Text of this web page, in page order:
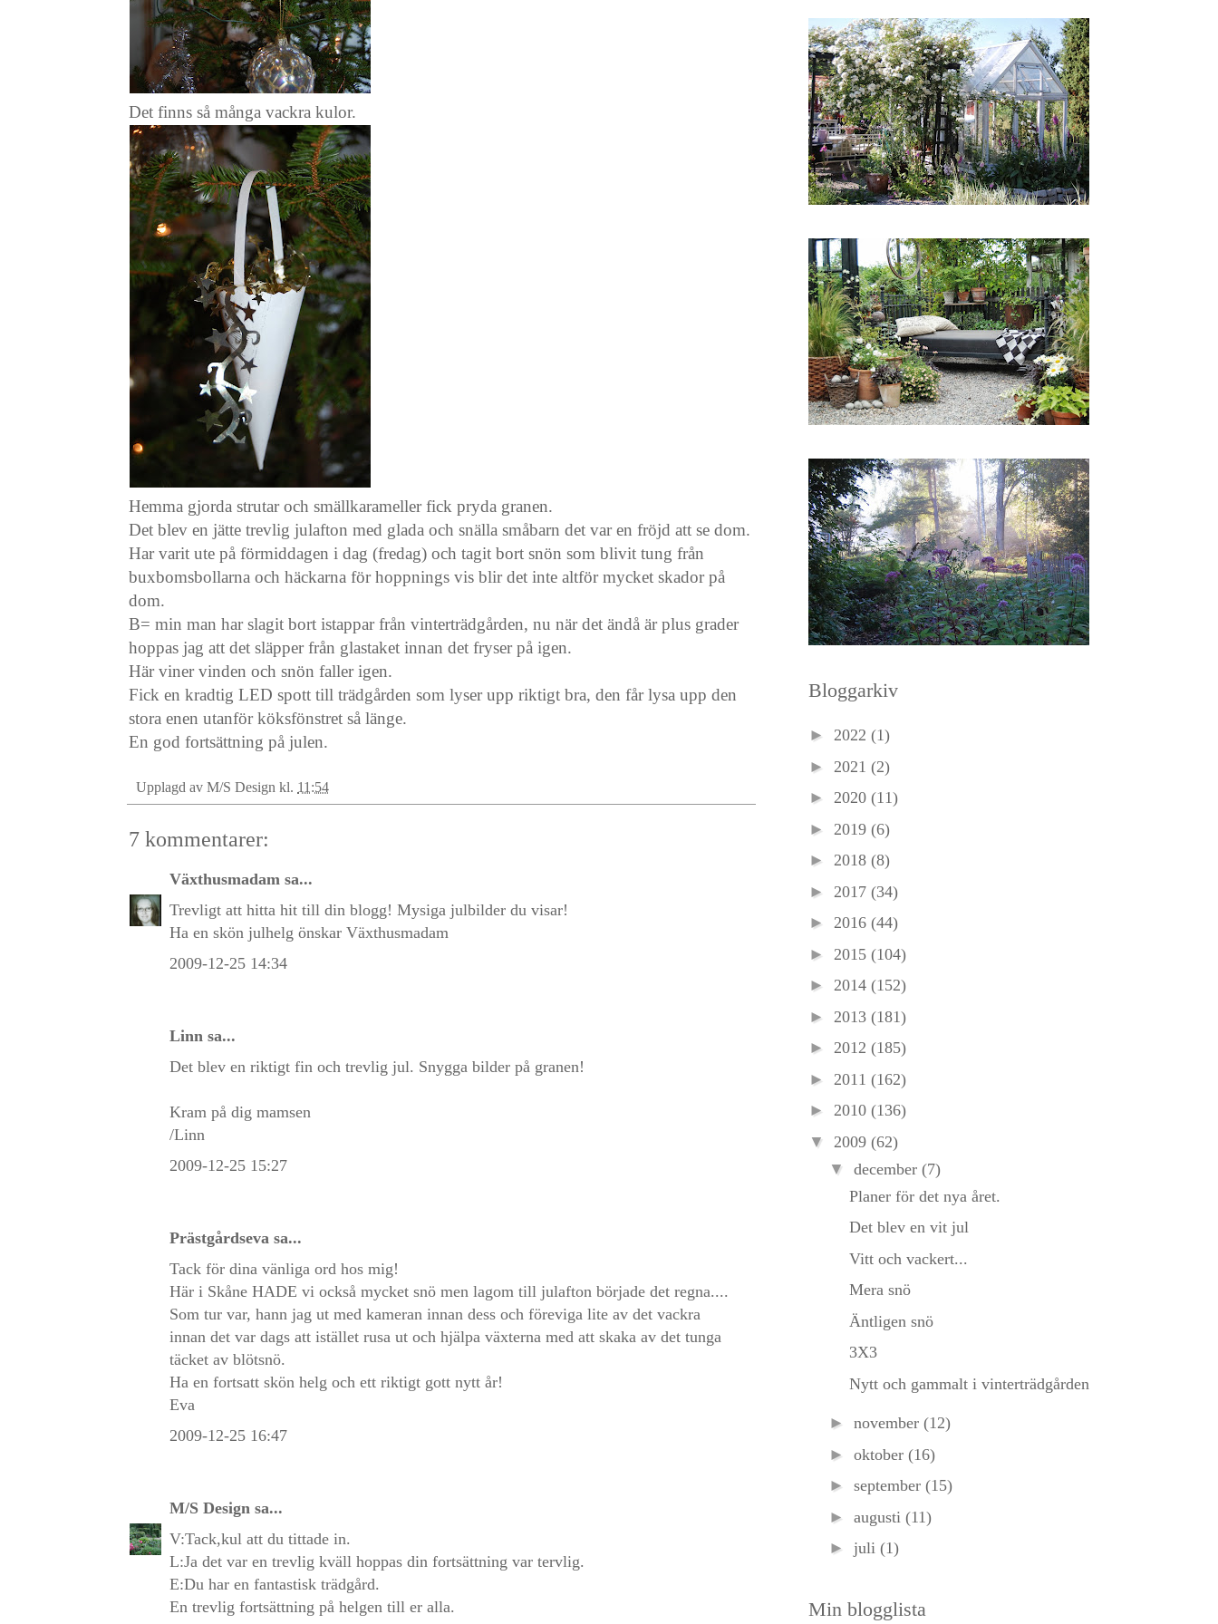
Det finns så många vackra kulor.
Hemma gjorda strutar och smällkarameller fick pryda granen.
Det blev en jätte trevlig julafton med glada och snälla småbarn det var en fröjd att se dom.
Har varit ute på förmiddagen i dag (fredag) och tagit bort snön som blivit tung från
buxbomsbollarna och häckarna för hoppnings vis blir det inte altför mycket skador på
dom.
B= min man har slagit bort istappar från vinterträdgården, nu när det ändå är plus grader
hoppas jag att det släpper från glastaket innan det fryser på igen.
Här viner vinden och snön faller igen.
Fick en kradtig LED spott till trädgården som lyser upp riktigt bra, den får lysa upp den
stora enen utanför köksfönstret så länge.
En god fortsättning på julen.
Upplagd av M/S Design kl. 11:54
7 kommentarer:
Växthusmadam sa...
Trevligt att hitta hit till din blogg! Mysiga julbilder du visar!
Ha en skön julhelg önskar Växthusmadam
2009-12-25 14:34
Linn sa...
Det blev en riktigt fin och trevlig jul. Snygga bilder på granen!
Kram på dig mamsen
/Linn
2009-12-25 15:27
Prästgårdseva sa...
Tack för dina vänliga ord hos mig!
Här i Skåne HADE vi också mycket snö men lagom till julafton började det regna....
Som tur var, hann jag ut med kameran innan dess och föreviga lite av det vackra
innan det var dags att istället rusa ut och hjälpa växterna med att skaka av det tunga
täcket av blötsnö.
Ha en fortsatt skön helg och ett riktigt gott nytt år!
Eva
2009-12-25 16:47
M/S Design sa...
V:Tack,kul att du tittade in.
L:Ja det var en trevlig kväll hoppas din fortsättning var tervlig.
E:Du har en fantastisk trädgård.
En trevlig fortsättning på helgen till er alla.
Bloggarkiv
► 2022 (1)
► 2021 (2)
► 2020 (11)
► 2019 (6)
► 2018 (8)
► 2017 (34)
► 2016 (44)
► 2015 (104)
► 2014 (152)
► 2013 (181)
► 2012 (185)
► 2011 (162)
► 2010 (136)
▼ 2009 (62)
▼ december (7)
Planer för det nya året.
Det blev en vit jul
Vitt och vackert...
Mera snö
Äntligen snö
3X3
Nytt och gammalt i vinterträdgården
► november (12)
► oktober (16)
► september (15)
► augusti (11)
► juli (1)
Min blogglista